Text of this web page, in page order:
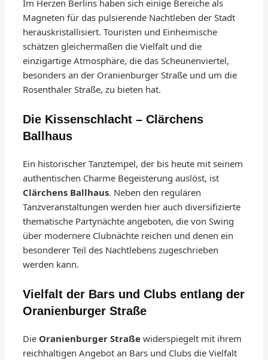
Im Herzen Berlins haben sich einige Bereiche als
Magneten für das pulsierende Nachtleben der Stadt
herauskristallisiert. Touristen und Einheimische
schätzen gleichermaßen die Vielfalt und die
einzigartige Atmosphäre, die das Scheunenviertel,
besonders an der Oranienburger Straße und um die
Rosenthaler Straße, zu bieten hat.
Die Kissenschlacht – Clärchens
Ballhaus
Ein historischer Tanztempel, der bis heute mit seinem
authentischen Charme Begeisterung auslöst, ist
Clärchens Ballhaus. Neben den regulären
Tanzveranstaltungen werden hier auch diversifizierte
thematische Partynächte angeboten, die von Swing
über modernere Clubnächte reichen und denen ein
besonderer Teil des Nachtlebens zugeschrieben
werden kann.
Vielfalt der Bars und Clubs entlang der
Oranienburger Straße
Die Oranienburger Straße widerspiegelt mit ihrem
reichhaltigen Angebot an Bars und Clubs die Vielfalt